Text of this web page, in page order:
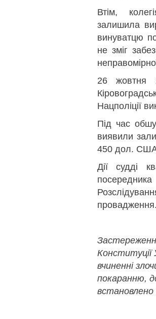
Втім,
залишила
винуватцю
не зміг
26
Нацполіції
Під час
виявили
450 дол.
Дії судді
провадження.
Конституції
вчиненні
покаранню,
встановлено